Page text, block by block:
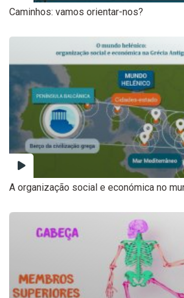
Caminhos: vamos orientar-nos?
A organização social e económica no